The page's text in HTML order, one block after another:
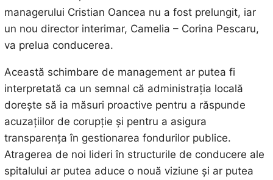
managerului Cristian Oancea nu a fost prelungit, iar
un nou director interimar, Camelia – Corina Pescaru,
va prelua conducerea.
Această schimbare de management ar putea fi
interpretată ca un semnal că administrația locală
dorește să ia măsuri proactive pentru a răspunde
acuzațiilor de corupție și pentru a asigura
transparența în gestionarea fondurilor publice.
Atragerea de noi lideri în structurile de conducere ale
spitalului ar putea aduce o nouă viziune și ar putea